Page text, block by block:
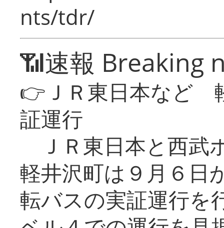
nts/tdr/
📶速報 Breaking
👉ＪＲ東日本など
証運行
ＪＲ東日本と西武
軽井沢町は９月６日
転バスの実証運行を